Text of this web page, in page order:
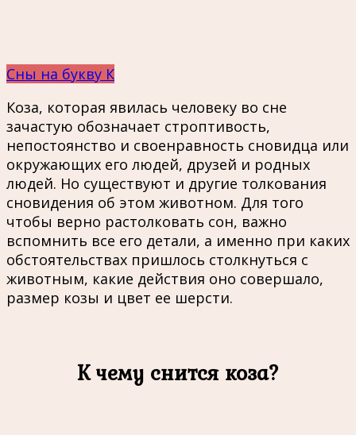
Сны на букву К
Коза, которая явилась человеку во сне
зачастую обозначает строптивость,
непостоянство и своенравность сновидца или
окружающих его людей, друзей и родных
людей. Но существуют и другие толкования
сновидения об этом животном. Для того
чтобы верно растолковать сон, важно
вспомнить все его детали, а именно при каких
обстоятельствах пришлось столкнуться с
животным, какие действия оно совершало,
размер козы и цвет ее шерсти.
К чему снится коза?